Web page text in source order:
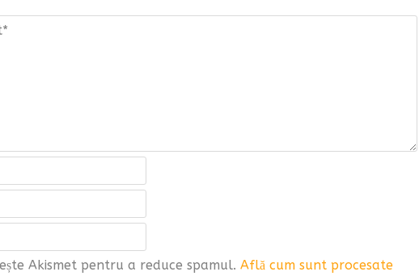
Akismet pentru a reduce spamul. Află cum sunt procesate